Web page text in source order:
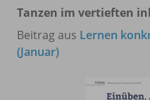
Tanzen im vertieften
Beitrag aus Lernen
(Januar)